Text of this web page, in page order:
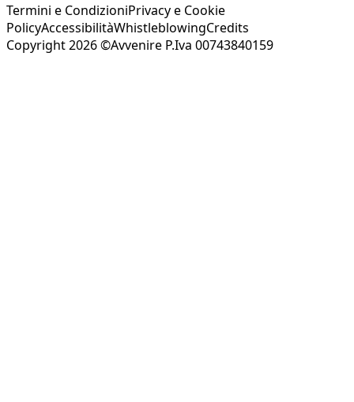
Termini e CondizioniPrivacy e Cookie
PolicyAccessibilitàWhistleblowingCredits
Copyright 2026 ©Avvenire P.Iva 00743840159